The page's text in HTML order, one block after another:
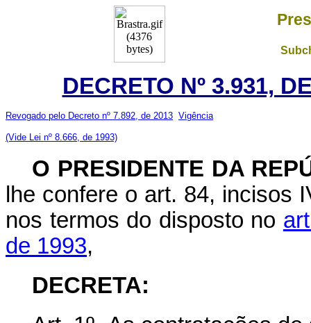
DECRETO Nº 3.931,
Revogado pelo Decreto nº 7.892, de 2013 Vigência
(Vide Lei nº 8.666, de 1993)
O PRESIDENTE DA
lhe confere o art. 84, incisos
nos termos do disposto no
de 1993,
DECRETA: